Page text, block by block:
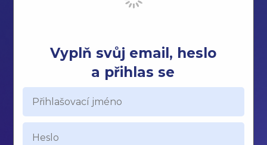
Vyplň svůj email, heslo
a přihlas se